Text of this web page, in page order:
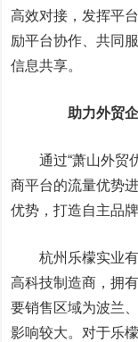
高效对接，发挥平
励平台协作、共同
信息共享。
助力外贸企
通过“萧山外贸优
商平台的流量优势
优势，打造自主品牌
杭州乐檬实业有
高科技制造商，拥
要销售区域为波兰
影响较大。对于乐